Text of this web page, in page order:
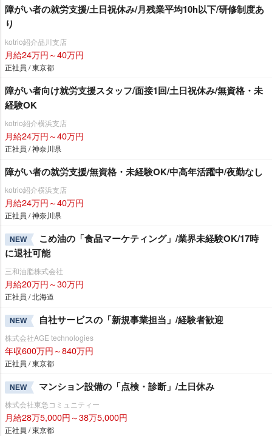
障がい者の就労支援/土日祝休み/月残業平均10h以下/研修制度あ
り
kotrio紹介品川支店
月給24万円～40万円
正社員 / 東京都
障がい者向け就労支援スタッフ/面接1回/土日祝休み/無資格・未
経験OK
kotrio紹介横浜支店
月給24万円～40万円
正社員 / 神奈川県
障がい者の就労支援/無資格・未経験OK/中高年活躍中/夜勤なし
kotrio紹介横浜支店
月給24万円～40万円
正社員 / 神奈川県
NEW
こめ油の「食品マーケティング」/業界未経験OK/17時
に退社可能
三和油脂株式会社
月給20万円～30万円
正社員 / 北海道
NEW 自社サービスの「新規事業担当」/経験者歓迎
株式会社AGE technologies
年収600万円～840万円
正社員 / 東京都
NEW マンション設備の「点検・診断」/土日休み
株式会社東急コミュニティー
月給28万5,000円～38万5,000円
正社員 / 東京都